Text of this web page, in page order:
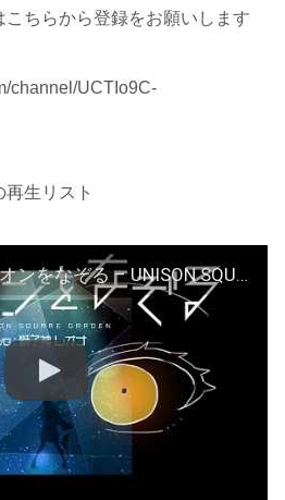
こちらから登録をお願いします
channel/UCTIo9C-
生リスト
【歌ってみた】オリオンをなぞる – UNISON SQUARE GARDEN /Covered by 獅子神レオナ【TIGER & BUNNY】